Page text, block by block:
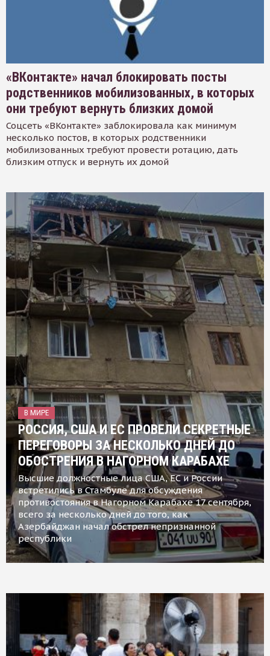
«ВКонтакте» начал блокировать посты
родственников мобилизованных, в которых
они требуют вернуть близких домой
Соцсеть «ВКонтакте» заблокировала как минимум
несколько постов, в которых родственники
мобилизованных требуют провести ротацию, дать
близким отпуск и вернуть их домой
В МИРЕ
РОССИЯ, США И ЕС ПРОВЕЛИ СЕКРЕТНЫЕ
ПЕРЕГОВОРЫ ЗА НЕСКОЛЬКО ДНЕЙ ДО
ОБОСТРЕНИЯ В НАГОРНОМ КАРАБАХЕ
Высшие должностные лица США, ЕС и России
встретились в Стамбуле для обсуждения
противостояния в Нагорном Карабахе 17 сентября,
всего за несколько дней до того, как
Азербайджан начал обстрел непризнанной
республики